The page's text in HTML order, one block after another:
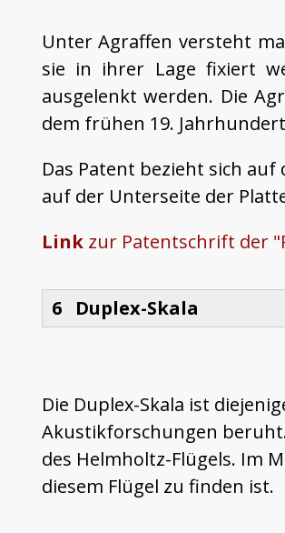
Unter Agraffen versteht
sie in ihrer Lage fixiert
ausgelenkt werden. Die
dem frühen 19.
Das Patent bezieht sich
auf der Unterseite der
Linkzur Patentschrift der
6 Duplex-Skala
Die Duplex-Skala ist
Akustikforschungen
des Helmholtz-Flügels. Im
diesem Flügel zu finden ist.